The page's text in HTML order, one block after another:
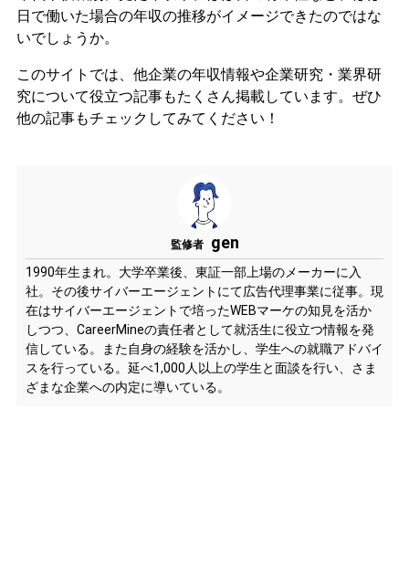
日で働いた場合の年収の推移がイメージできたのではな
いでしょうか。
このサイトでは、他企業の年収情報や企業研究・業界研
究について役立つ記事もたくさん掲載しています。ぜひ
他の記事もチェックしてみてください！
監修者 gen
1990年生まれ。大学卒業後、東証一部上場のメーカーに入
社。その後サイバーエージェントにて広告代理事業に従事。現
在はサイバーエージェントで培ったWEBマーケの知見を活か
しつつ、CareerMineの責任者として就活生に役立つ情報を発
信している。また自身の経験を活かし、学生への就職アドバイ
スを行っている。延べ1,000人以上の学生と面談を行い、さま
ざまな企業への内定に導いている。